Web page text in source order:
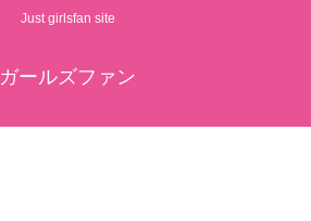
Just girlsfan site
ガールズファン